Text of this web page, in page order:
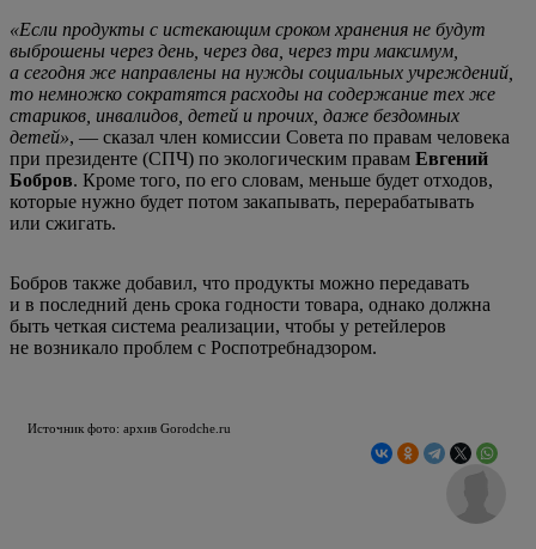
«Если продукты с истекающим сроком хранения не будут
выброшены через день, через два, через три максимум,
а сегодня же направлены на нужды социальных учреждений,
то немножко сократятся расходы на содержание тех же
стариков, инвалидов, детей и прочих, даже бездомных
детей», — сказал член комиссии Совета по правам человека
при президенте (СПЧ) по экологическим правам Евгений
Бобров. Кроме того, по его словам, меньше будет отходов,
которые нужно будет потом закапывать, перерабатывать
или сжигать.
Бобров также добавил, что продукты можно передавать
и в последний день срока годности товара, однако должна
быть четкая система реализации, чтобы у ретейлеров
не возникало проблем с Роспотребнадзором.
Источник фото: архив Gorodche.ru